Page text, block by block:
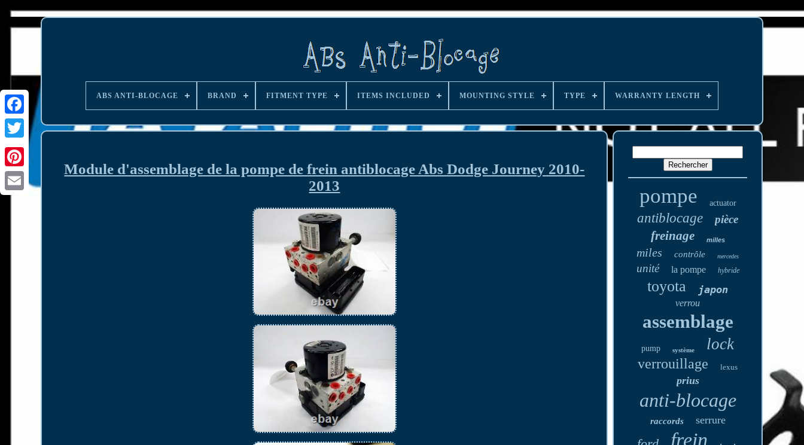
ABS ANTI-BLOCAGE BRAND FITMENT TYPE ITEMS INCLUDED MOUNTING STYLE TYPE WARRANTY LENGTH
Module d'assemblage de la pompe de frein antiblocage Abs Dodge Journey 2010-
2013
pompe actuator
antiblocage pièce
freinage milles
miles contrôle mercedes
unité la pompe hybride
toyota japon
verrou
assemblage
pump système lock
verrouillage lexus
prius
anti-blocage
raccords serrure
frein